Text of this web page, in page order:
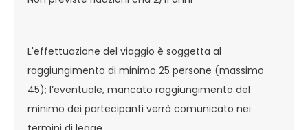
L'effettuazione del viaggio è soggetta al
raggiungimento di minimo 25 persone (massimo
45); l’eventuale, mancato raggiungimento del
minimo dei partecipanti verrà comunicato nei